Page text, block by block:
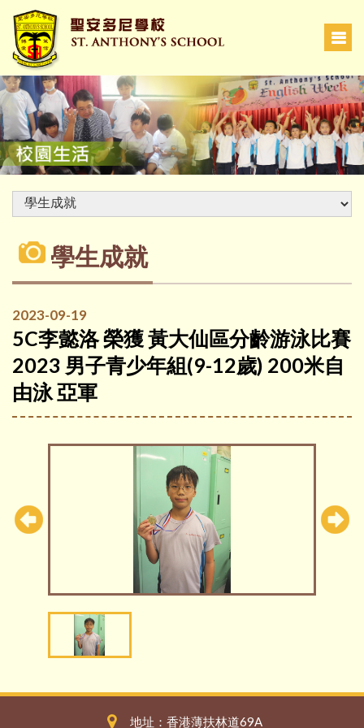
學生成就
2023-09-19
5C李懿洛 榮獲 黃大仙區分齡游泳比賽
2023 男子青少年組(9-12歲) 200米自
由泳 亞軍
地址：香港薄扶林道69A